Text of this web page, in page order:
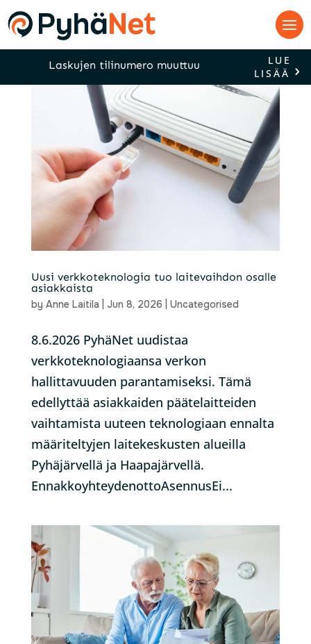
Laskujen tilinumero muuttuu
LUE
LISÄÄ
Uusi verkkoteknologia tuo laitevaihdon osalle
asiakkaista
by Anne Laitila Jun 8, 2026 Uncategorised
8.6.2026 PyhäNet uudistaa
verkkoteknologiaansa verkon
hallittavuuden parantamiseksi. Tämä
edellyttää asiakkaiden päätelaitteiden
vaihtamista uuteen teknologiaan ennalta
määriteltyjen laitekeskusten alueilla
Pyhäjärvellä ja Haapajärvellä.
EnnakkoyhteydenottoAsennusEi...